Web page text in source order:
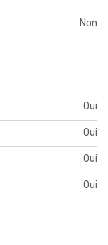
Non
Oui
Oui
Oui
Oui